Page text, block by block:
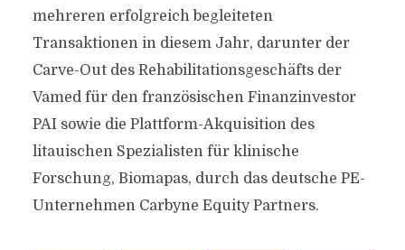
mehreren erfolgreich begleiteten
Transaktionen in diesem Jahr, darunter der
Carve-Out des Rehabilitationsgeschäfts der
Vamed für den französischen Finanzinvestor
PAI sowie die Plattform-Akquisition des
litauischen Spezialisten für klinische
Forschung, Biomapas, durch das deutsche PE-
Unternehmen Carbyne Equity Partners.